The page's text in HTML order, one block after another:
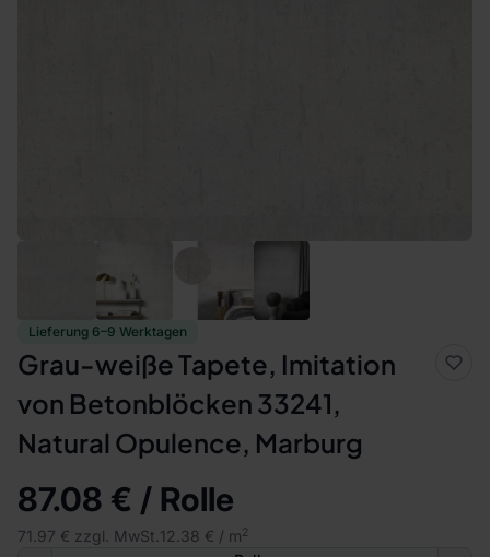
Lieferung 6–9 Werktagen
Grau-weiße Tapete, Imitation
von Betonblöcken 33241,
Natural Opulence, Marburg
87.08 € / Rolle
71.97 € zzgl. MwSt. 12.38 € / m2